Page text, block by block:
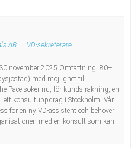
AB VD-sekreterare
november 2025 Omfattning: 80–
med möjlighet till
Pace söker nu, för kunds räkning, en
ett konsultuppdrag i Stockholm. Vår
för en ny VD-assistent och behöver
med en konsult som kan